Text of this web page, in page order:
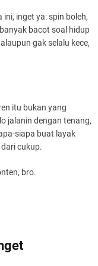
inget ya: spin boleh,
bacot soal hidup
gak selalu kece,
itu bukan yang
jalanin dengan tenang,
siapa buat layak
cukup.
bro.